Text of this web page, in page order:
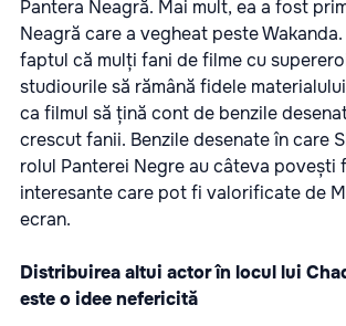
Pantera Neagră. Mai mult, ea a fost
Neagră care a vegheat peste
faptul că mulți fani de filme cu
studiourile să rămână fidele
ca filmul să țină cont de benzile
crescut fanii. Benzile desenate în care
rolul Panterei Negre au câteva povești
interesante care pot fi valorificate de
ecran.
Distribuirea altui actor în locul lui
este o idee nefericită